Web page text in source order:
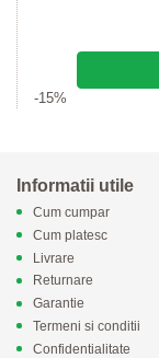
-15%
Informatii utile
Cum cumpar
Cum platesc
Livrare
Returnare
Garantie
Termeni si conditii
Confidentialitate